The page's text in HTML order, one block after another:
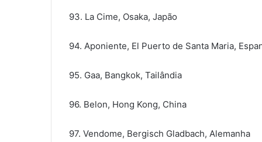
93. La Cime, Osaka, Japão
94. Aponiente, El Puerto de Santa Maria,
95. Gaa, Bangkok, Tailândia
96. Belon, Hong Kong, China
97. Vendome, Bergisch Gladbach, Alemanha